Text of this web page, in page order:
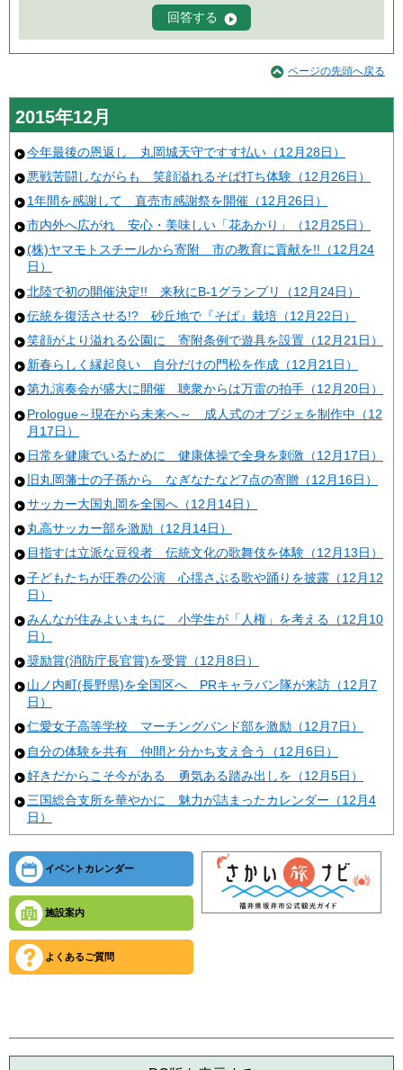
ページの先頭へ戻る
2015年12月
今年最後の恩返し 丸岡城天守ですす払い（12月28日）
悪戦苦闘しながらも 笑顔溢れるそば打ち体験（12月26日）
1年間を感謝して 直売市感謝祭を開催（12月26日）
市内外へ広がれ 安心・美味しい「花あかり」（12月25日）
(株)ヤマモトスチールから寄附 市の教育に貢献を!!（12月24
日）
北陸で初の開催決定!! 来秋にB-1グランプリ（12月24日）
伝統を復活させる!? 砂丘地で『そば』栽培（12月22日）
笑顔がより溢れる公園に 寄附条例で遊具を設置（12月21日）
新春らしく縁起良い 自分だけの門松を作成（12月21日）
第九演奏会が盛大に開催 聴衆からは万雷の拍手（12月20日）
Prologue～現在から未来へ～ 成人式のオブジェを制作中（12
月17日）
日常を健康でいるために 健康体操で全身を刺激（12月17日）
旧丸岡藩士の子孫から なぎなたなど7点の寄贈（12月16日）
サッカー大国丸岡を全国へ（12月14日）
丸高サッカー部を激励（12月14日）
目指すは立派な豆役者 伝統文化の歌舞伎を体験（12月13日）
子どもたちが圧巻の公演 心揺さぶる歌や踊りを披露（12月12
日）
みんなが住みよいまちに 小学生が「人権」を考える（12月10
日）
奨励賞(消防庁長官賞)を受賞（12月8日）
山ノ内町(長野県)を全国区へ PRキャラバン隊が来訪（12月7
日）
仁愛女子高等学校 マーチングバンド部を激励（12月7日）
自分の体験を共有 仲間と分かち支え合う（12月6日）
好きだからこそ今がある 勇気ある踏み出しを（12月5日）
三国総合支所を華やかに 魅力が詰まったカレンダー（12月4
日）
イベントカレンダー
施設案内
よくあるご質問